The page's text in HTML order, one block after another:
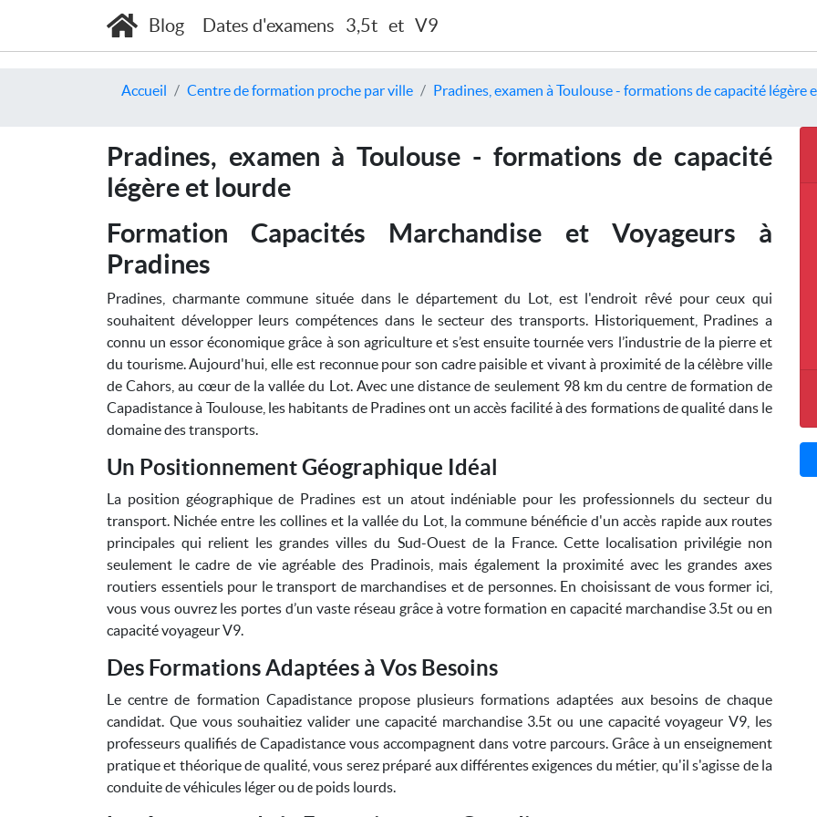
Blog Dates d'examens 3,5t et V9
Accueil Centre de formation proche par ville Pradines, examen à Toulouse - formations de capacité légère
Pradines, examen à Toulouse - formations de capacité
légère et lourde
Formation Capacités Marchandise et Voyageurs à
Pradines
Pradines, charmante commune située dans le département du Lot, est l'endroit rêvé pour ceux qui
souhaitent développer leurs compétences dans le secteur des transports. Historiquement, Pradines a
connu un essor économique grâce à son agriculture et s’est ensuite tournée vers l’industrie de la pierre et
du tourisme. Aujourd'hui, elle est reconnue pour son cadre paisible et vivant à proximité de la célèbre ville
de Cahors, au cœur de la vallée du Lot. Avec une distance de seulement 98 km du centre de formation de
Capadistance à Toulouse, les habitants de Pradines ont un accès facilité à des formations de qualité dans le
domaine des transports.
Un Positionnement Géographique Idéal
La position géographique de Pradines est un atout indéniable pour les professionnels du secteur du
transport. Nichée entre les collines et la vallée du Lot, la commune bénéficie d'un accès rapide aux routes
principales qui relient les grandes villes du Sud-Ouest de la France. Cette localisation privilégie non
seulement le cadre de vie agréable des Pradinois, mais également la proximité avec les grandes axes
routiers essentiels pour le transport de marchandises et de personnes. En choisissant de vous former ici,
vous vous ouvrez les portes d’un vaste réseau grâce à votre formation en capacité marchandise 3.5t ou en
capacité voyageur V9.
Des Formations Adaptées à Vos Besoins
Le centre de formation Capadistance propose plusieurs formations adaptées aux besoins de chaque
candidat. Que vous souhaitiez valider une capacité marchandise 3.5t ou une capacité voyageur V9, les
professeurs qualifiés de Capadistance vous accompagnent dans votre parcours. Grâce à un enseignement
pratique et théorique de qualité, vous serez préparé aux différentes exigences du métier, qu'il s'agisse de la
conduite de véhicules léger ou de poids lourds.